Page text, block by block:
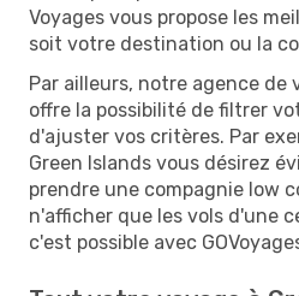
Voyages vous propose les
soit votre destination ou la
Par ailleurs, notre agence de
offre la possibilité de filtrer
d'ajuster vos critères. Par
Green Islands vous désirez
prendre une compagnie low
n'afficher que les vols d'une
c'est possible avec